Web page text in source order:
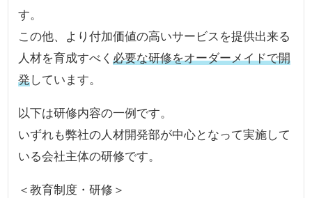
す。
この他、より付加価値の高いサービスを提供出来る
人材を育成すべく必要な研修をオーダーメイドで開
発しています。
以下は研修内容の一例です。
いずれも弊社の人材開発部が中心となって実施して
いる会社主体の研修です。
＜教育制度・研修＞